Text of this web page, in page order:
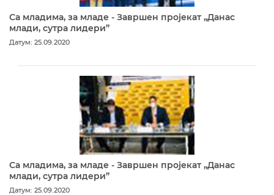
Са младима, за младе - Завршен пројекат „Данас
млади, сутра лидери”
Датум: 25.09.2020
Са младима, за младе - Завршен пројекат „Данас
млади, сутра лидери”
Датум: 25.09.2020